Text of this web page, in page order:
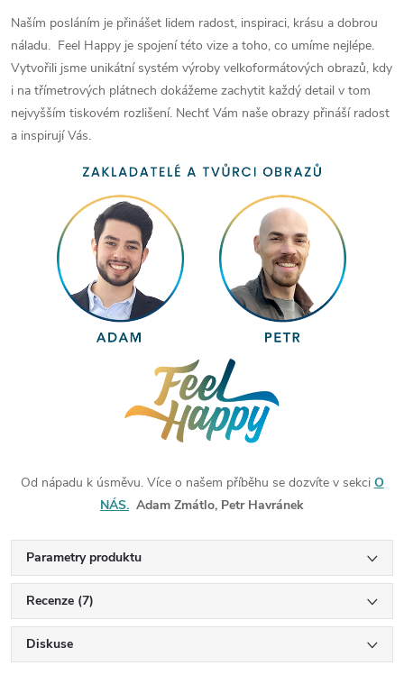
Naším posláním je přinášet lidem radost, inspiraci, krásu a dobrou
náladu. Feel Happy je spojení této vize a toho, co umíme nejlépe.
Vytvořili jsme unikátní systém výroby velkoformátových obrazů, kdy
i na třímetrových plátnech dokážeme zachytit každý detail v tom
nejvyšším tiskovém rozlišení. Nechť Vám naše obrazy přináší radost
a inspirují Vás.
Od nápadu k úsměvu. Více o našem příběhu se dozvíte v sekci O
NÁS. Adam Zmátlo, Petr Havránek
Parametry produktu
Recenze (7)
Diskuse